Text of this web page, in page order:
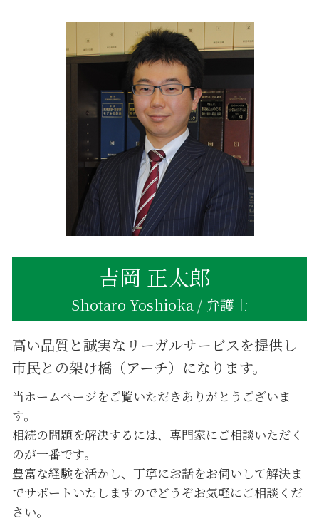
相続 遺産分割協議書
不当利得返還請求とは
相続 独身
相続 相談 品川区
相続放棄 手続き
不当利得返還請求 無視
相続 同意書
親名義 相続 不動産
不動産相続登記 費用
不動産相続 税金
不動産相続 海外在住
遺産 分け方 兄弟
不動産相続 節税方法
不動産相続 知っておきたい
不動産相続 品川区
不動産相続登記 いつまで
不動産相続 分け方
吉岡 正太郎
Shotaro Yoshioka / 弁護士
高い品質と誠実なリーガルサービスを提供し
市民との架け橋（アーチ）になります。
当ホームページをご覧いただきありがとうございま
す。
相続の問題を解決するには、専門家にご相談いただく
のが一番です。
豊富な経験を活かし、丁寧にお話をお伺いして解決ま
でサポートいたしますのでどうぞお気軽にご相談くだ
さい。